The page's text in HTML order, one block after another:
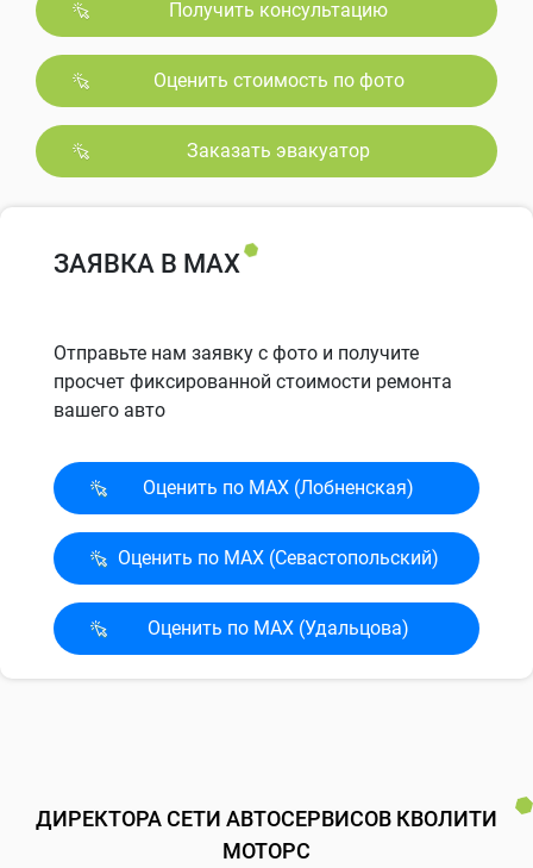
Получить консультацию
Оценить стоимость по фото
Заказать эвакуатор
ЗАЯВКА В MAX
Отправьте нам заявку с фото и получите
просчет фиксированной стоимости ремонта
вашего авто
Оценить по MAX (Лобненская)
Оценить по MAX (Севасто­польский)
Оценить по MAX (Удальцова)
ДИРЕКТОРА СЕТИ АВТОСЕРВИСОВ КВОЛИТИ
МОТОРС